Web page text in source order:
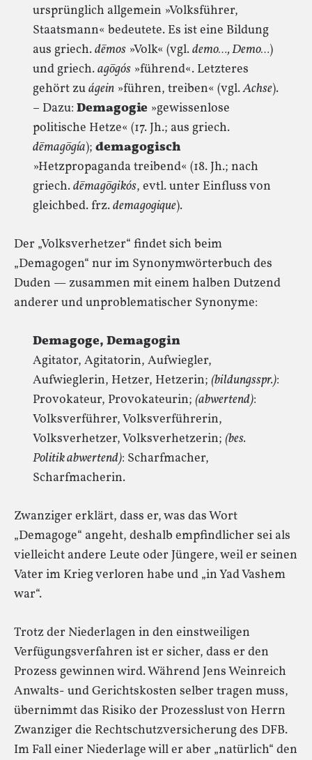
ursprünglich allgemein »Volksführer,
Staatsmann« bedeutete. Es ist eine Bildung
aus griech.dēmos »Volk« (vgl.demo…, Demo…)
und griech.agōgós »führend«. Letzteres
gehört zuágein »führen, treiben« (vgl.Achse).
– Dazu: Demagogie »gewissenlose
politische Hetze« (17. Jh.; aus griech.
dēmagōgía); demagogisch
»Hetzpropaganda treibend« (18. Jh.; nach
griech.dēmagōgikós, evtl. unter Einfluss von
gleichbed. frz.demagogique).
Der „Volksverhetzer“ findet sich beim
„Demagogen“ nur im Synonymwörterbuch des
Duden — zusammen mit einem halben Dutzend
anderer und unproblematischer Synonyme:
Demagoge, Demagogin
Agitator, Agitatorin, Aufwiegler,
Aufwieglerin, Hetzer, Hetzerin; (bildungsspr.):
Provokateur, Provokateurin; (abwertend):
Volksverführer, Volksverführerin,
Volksverhetzer, Volksverhetzerin; (bes.
Politik abwertend): Scharfmacher,
Scharfmacherin.
Zwanziger erklärt, dass er, was das Wort
„Demagoge“ angeht, deshalb empfindlicher sei als
vielleicht andere Leute oder Jüngere, weil er seinen
Vater im Krieg verloren habe und „in Yad Vashem
war“.
Trotz der Niederlagen in den einstweiligen
Verfügungsverfahren ist er sicher, dass er den
Prozess gewinnen wird. Während Jens Weinreich
Anwalts- und Gerichtskosten selber tragen muss,
übernimmt das Risiko der Prozesslust von Herrn
Zwanziger die Rechtschutzversicherung des DFB.
Im Fall einer Niederlage will er aber „natürlich“ den